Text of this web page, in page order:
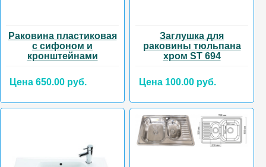
Раковина пластиковая
с сифоном и
кронштейнами
Цена 650.00 руб.
Заглушка для
раковины тюльпана
хром ST 694
Цена 100.00 руб.